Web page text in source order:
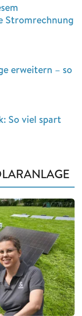
Stromrechnung
erweitern – so
So viel spart